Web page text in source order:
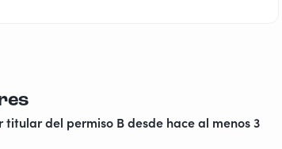
del permiso B desde hace al menos 3